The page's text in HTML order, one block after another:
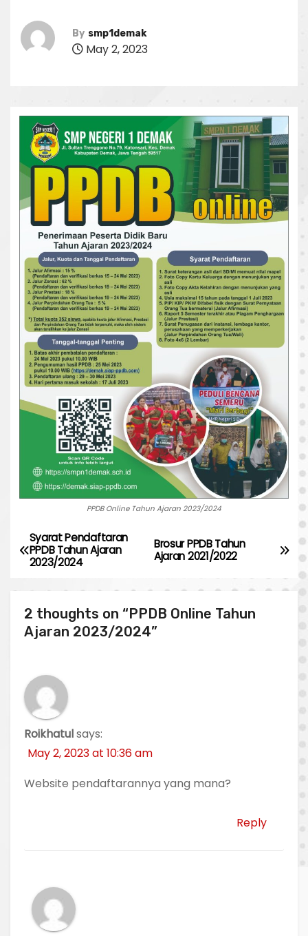
By smp1demak
May 2, 2023
PPDB Online Tahun Ajaran 2023/2024
P
o
s
t
a
v
g
n
Brosur PPDB Tahun
Ajaran 2021/2022
Syarat Pendaftaran
PPDB Tahun Ajaran
2023/2024
2 thoughts on “PPDB Online Tahun
Ajaran 2023/2024”
Roikhatulsays:
May 2, 2023 at 10:36 am
Website pendaftarannya yang mana?
Reply